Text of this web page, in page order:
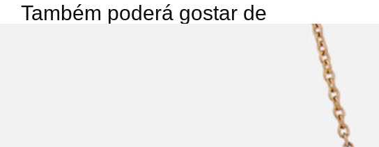
Também poderá gostar de